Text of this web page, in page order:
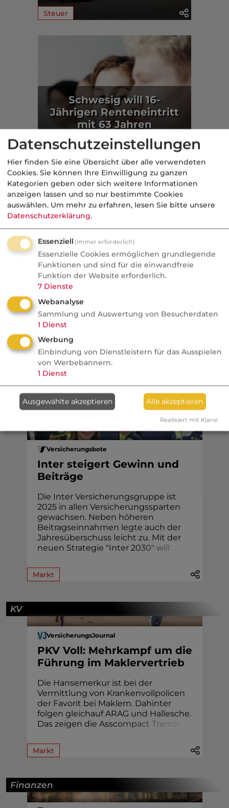
Steuer
Schwesig will 16-
Jährigen Renteneintritt
mit 63 Jahren
versprechen
Politik
Aus der dvb-Redaktion
geförderte AV
Nachrichten
Altersvorsorgedepot:
Bedrohung oder Chance für
Vermittler?
AVD ab 2027: Bedrohung oder
Goldgrube? blau-direkt-COO Stephan
Schinnenburg verrät im Podcast, warum
Neobroker längst Kunden anschreiben
und welche Produkte doch Provision
bringen.
Versicherungsbote
Inter steigert Gewinn und
Beiträge
Die Inter Versicherungsgruppe ist
2025 in allen Versicherungssparten
gewachsen. Neben höheren
Beitragseinnahmen legte auch der
Jahresüberschuss leicht zu. Mit der
neuen Strategie "Inter 2030" will
Markt
KV
VersicherungsJournal
PKV Voll: Mehrkampf um die
Führung im Maklervertrieb
Die Hansemerkur ist bei der
Vermittlung von Krankenvollpolicen
der Favorit bei Maklern. Dahinter
folgen gleichauf ARAG und Hallesche.
Das zeigen die Asscompact Trend
Markt
Finanzen
Datenschutzeinstellungen
Hier finden Sie eine Übersicht über alle verwendeten
Cookies. Sie können Ihre Einwilligung zu ganzen
Kategorien geben oder sich weitere Informationen
anzeigen lassen und so nur bestimmte Cookies
auswählen. Um mehr zu erfahren, lesen Sie bitte unsere
Datenschutzerklärung.
Essenziell (immer erforderlich)
Essenzielle Cookies ermöglichen grundlegende
Funktionen und sind für die einwandfreie
Funktion der Website erforderlich.
7 Dienste
Webanalyse
Sammlung und Auswertung von Besucherdaten
1 Dienst
Werbung
Einbindung von Dienstleistern für das Ausspielen
von Werbebannern.
1 Dienst
Ausgewählte akzeptieren Alle akzeptieren
Realisiert mit Klaro!